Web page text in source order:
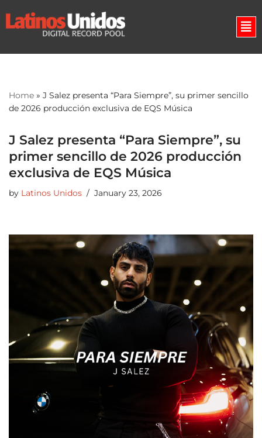
Skip
Home » J Salez presenta “Para Siempre”, su primer sencillo
de 2026 producción exclusiva de EQS Música
J Salez presenta “Para Siempre”, su
primer sencillo de 2026 producción
exclusiva de EQS Música
by Latinos Unidos January 23, 2026